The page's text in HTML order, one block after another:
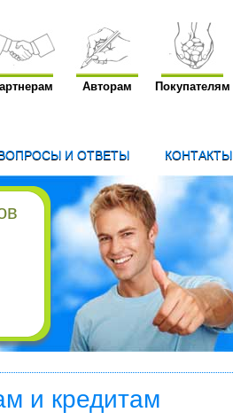
Авторам Покупателям
И ОТВЕТЫ КОНТАКТЫ
и кредитам